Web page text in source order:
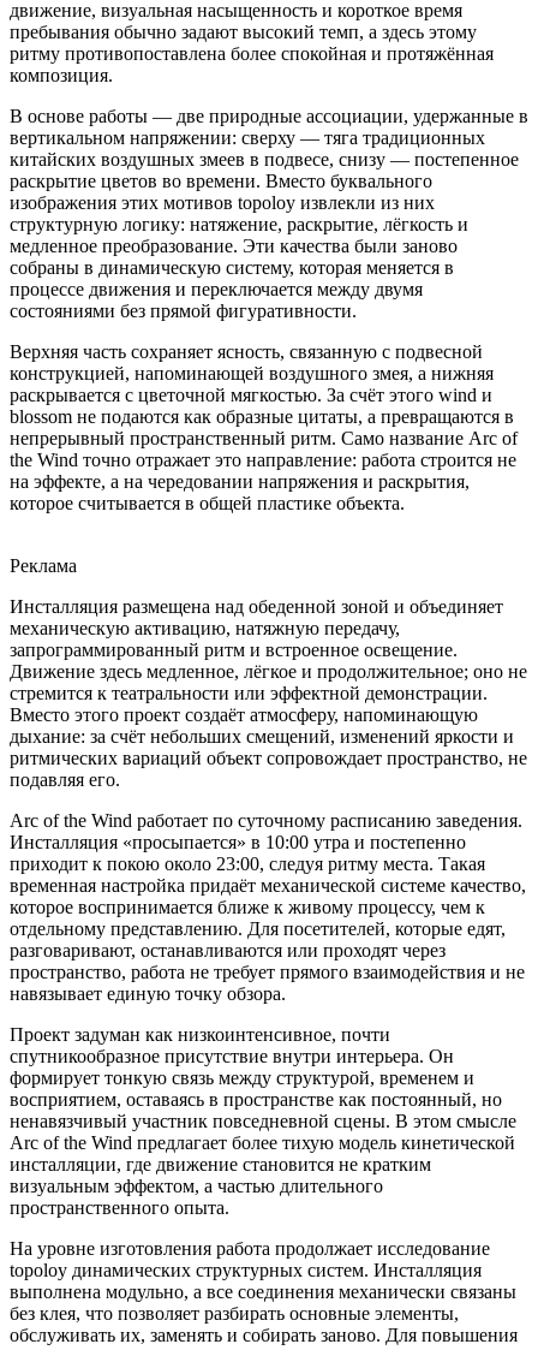
движение, визуальная насыщенность и короткое время
пребывания обычно задают высокий темп, а здесь этому
ритму противопоставлена более спокойная и протяжённая
композиция.
В основе работы — две природные ассоциации, удержанные в
вертикальном напряжении: сверху — тяга традиционных
китайских воздушных змеев в подвесе, снизу — постепенное
раскрытие цветов во времени. Вместо буквального
изображения этих мотивов topoloy извлекли из них
структурную логику: натяжение, раскрытие, лёгкость и
медленное преобразование. Эти качества были заново
собраны в динамическую систему, которая меняется в
процессе движения и переключается между двумя
состояниями без прямой фигуративности.
Верхняя часть сохраняет ясность, связанную с подвесной
конструкцией, напоминающей воздушного змея, а нижняя
раскрывается с цветочной мягкостью. За счёт этого wind и
blossom не подаются как образные цитаты, а превращаются в
непрерывный пространственный ритм. Само название Arc of
the Wind точно отражает это направление: работа строится не
на эффекте, а на чередовании напряжения и раскрытия,
которое считывается в общей пластике объекта.
Реклама
Инсталляция размещена над обеденной зоной и объединяет
механическую активацию, натяжную передачу,
запрограммированный ритм и встроенное освещение.
Движение здесь медленное, лёгкое и продолжительное; оно не
стремится к театральности или эффектной демонстрации.
Вместо этого проект создаёт атмосферу, напоминающую
дыхание: за счёт небольших смещений, изменений яркости и
ритмических вариаций объект сопровождает пространство, не
подавляя его.
Arc of the Wind работает по суточному расписанию заведения.
Инсталляция «просыпается» в 10:00 утра и постепенно
приходит к покою около 23:00, следуя ритму места. Такая
временная настройка придаёт механической системе качество,
которое воспринимается ближе к живому процессу, чем к
отдельному представлению. Для посетителей, которые едят,
разговаривают, останавливаются или проходят через
пространство, работа не требует прямого взаимодействия и не
навязывает единую точку обзора.
Проект задуман как низкоинтенсивное, почти
спутникообразное присутствие внутри интерьера. Он
формирует тонкую связь между структурой, временем и
восприятием, оставаясь в пространстве как постоянный, но
ненавязчивый участник повседневной сцены. В этом смысле
Arc of the Wind предлагает более тихую модель кинетической
инсталляции, где движение становится не кратким
визуальным эффектом, а частью длительного
пространственного опыта.
На уровне изготовления работа продолжает исследование
topoloy динамических структурных систем. Инсталляция
выполнена модульно, а все соединения механически связаны
без клея, что позволяет разбирать основные элементы,
обслуживать их, заменять и собирать заново. Для повышения